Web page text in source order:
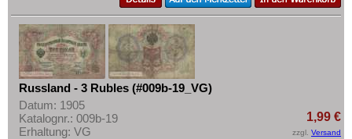
Russland - 3 Rubles (#009b-19_VG)
Datum: 1905
Katalognr.: 009b-19
Erhaltung: VG
1,99 €
zzgl. Versand